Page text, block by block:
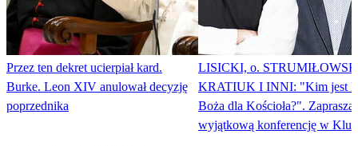
Przez ten dekret ucierpiał kard.
Burke. Leon XIV anulował decyzję
poprzednika
LISICKI, o.
KRATIUK I INNI: "Kim jest
Boża dla Kościoła?".
wyjątkową konferencję w